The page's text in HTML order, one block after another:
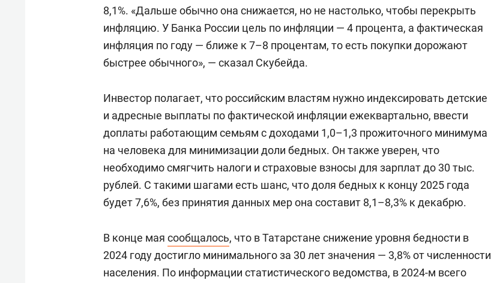
8,1%. «Дальше обычно она снижается, но не настолько, чтобы перекрыть
инфляцию. У Банка России цель по инфляции — 4 процента, а фактическая
инфляция по году — ближе к 7–8 процентам, то есть покупки дорожают
быстрее обычного», — сказал Скубейда.
Инвестор полагает, что российским властям нужно индексировать детские
и адресные выплаты по фактической инфляции ежеквартально, ввести
доплаты работающим семьям с доходами 1,0–1,3 прожиточного минимума
на человека для минимизации доли бедных. Он также уверен, что
необходимо смягчить налоги и страховые взносы для зарплат до 30 тыс.
рублей. С такими шагами есть шанс, что доля бедных к концу 2025 года
будет 7,6%, без принятия данных мер она составит 8,1–8,3% к декабрю.
В конце мая сообщалось, что в Татарстане снижение уровня бедности в
2024 году достигло минимального за 30 лет значения — 3,8% от численности
населения. По информации статистического ведомства, в 2024-м всего